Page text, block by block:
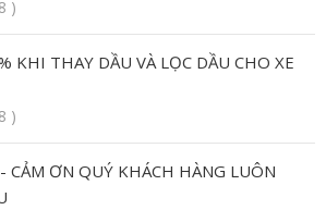
)
KHI THAY DẦU VÀ LỌC DẦU CHO XE
)
CẢM ƠN QUÝ KHÁCH HÀNG LUÔN